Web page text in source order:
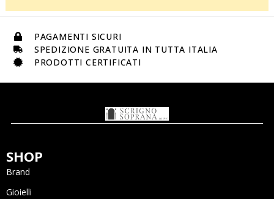
PAGAMENTI SICURI
SPEDIZIONE GRATUITA IN TUTTA ITALIA
PRODOTTI CERTIFICATI
SHOP
Brand
Gioielli